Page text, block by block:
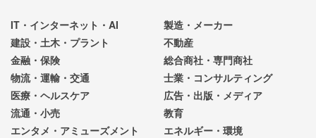
IT・インターネット・AI
製造・メーカー
建設・土木・プラント
不動産
金融・保険
総合商社・専門商社
物流・運輸・交通
士業・コンサルティング
医療・ヘルスケア
広告・出版・メディア
流通・小売
教育
エンタメ・アミューズメント
エネルギー・環境